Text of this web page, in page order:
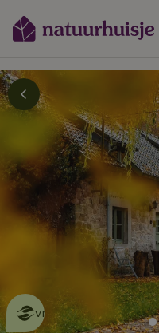
Dit natuurhuisje is
vriendelijk
lees